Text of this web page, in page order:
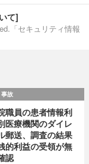
て]
「セキュリティ情報
事故
職員の患者情報利
医療機関のダイレ
郵送、調査の結果
的利益の受領が無
認